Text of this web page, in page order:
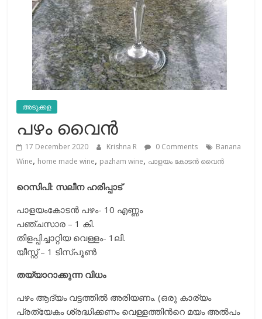
അടുക്കള
പഴം വൈന്‍
17 December 2020 Krishna R 0 Comments
Banana
Wine, home made wine, pazham wine, പാളയം കോടന്‍ വൈന്‍
റെസിപി: സലീന ഹരിപ്പാട്
പാളയംകോടന്‍ പഴം- 10 എണ്ണം
പഞ്ചസാര – 1 കി.
തിളപ്പിച്ചാറ്റിയ വെള്ളം- 1ലി.
യീസ്റ്റ് – 1 ടിസ്പൂണ്‍
തയ്യാറാക്കുന്ന വിധം
പഴം ആദ്യം വട്ടത്തില്‍ അരിയണം. (ഒരു കാര്യം
പ്രത്യേകം ശ്രദ്ധിക്കണം വെള്ളത്തിന്‍റെ മയം അല്‍പം